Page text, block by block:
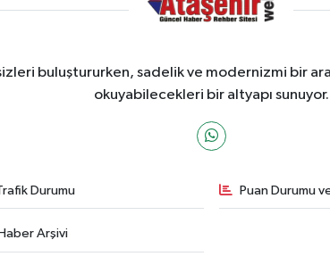
buluştururken, sadelik ve modernizmi bir
okuyabilecekleri bir altyapı sunuyor.
Durumu Puan Durumu
Haber Arşivi